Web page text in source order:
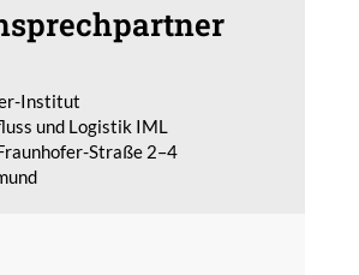
Institut
und Logistik IML
Straße 2–4